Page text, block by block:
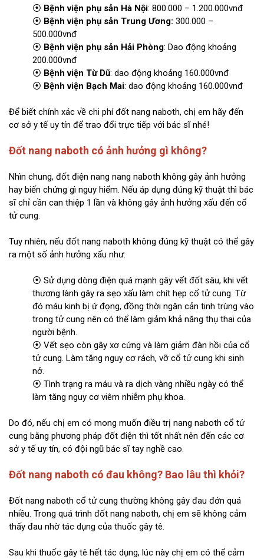
⦿ Bệnh viện phụ sản Hà Nội: 800.000 – 1.200.000vnđ
⦿ Bệnh viện phụ sản Trung Ương: 300.000 –
500.000vnđ
⦿ Bệnh viện phụ sản Hải Phòng: Dao động khoảng
200.000vnđ
⦿ Bệnh viện Từ Dũ: dao động khoảng 160.000vnđ
⦿ Bệnh viện Bạch Mai: dao động khoảng 160.000vnđ
Để biết chính xác về chi phí đốt nang naboth, chị em hãy đến
cơ sở y tế uy tín để trao đổi trực tiếp với bác sĩ nhé!
Đốt nang naboth có ảnh hưởng gì không?
Nhìn chung, đốt điện nang nang naboth không gây ảnh hưởng
hay biến chứng gì nguy hiểm. Nếu áp dụng đúng kỹ thuật thì bác
sĩ chỉ cần can thiệp 1 lần và không gây ảnh hưởng xấu đến cổ
tử cung.
Tuy nhiên, nếu đốt nang naboth không đúng kỹ thuật có thể gây
ra một số ảnh hưởng xấu như:
⦿ Sử dụng dòng điện quá mạnh gây vết đốt sâu, khi vết
thương lành gây ra sẹo xấu làm chít hẹp cổ tử cung. Từ
đó máu kinh bị ứ đọng, đồng thời ngăn cản tinh trùng vào
trong tử cung nên có thể làm giảm khả năng thụ thai của
người bệnh.
⦿ Vết sẹo còn gây xơ cứng và làm giảm đàn hồi của cổ
tử cung. Làm tăng nguy cơ rách, vỡ cổ tử cung khi sinh
nở.
⦿ Tình trạng ra máu và ra dịch vàng nhiều ngày có thể
làm tăng nguy cơ viêm nhiễm phụ khoa.
Do đó, nếu chị em có mong muốn điều trị nang naboth cổ tử
cung bằng phương pháp đốt điện thì tốt nhất nên đến các cơ
sở y tế uy tín, có đội ngũ bác sĩ tay nghề cao.
Đốt nang naboth có đau không? Bao lâu thì khỏi?
Đốt nang naboth cổ tử cung thường không gây đau đớn quá
nhiều. Trong quá trình đốt nang naboth, chị em sẽ không cảm
thấy đau nhờ tác dụng của thuốc gây tê.
Sau khi thuốc gây tê hết tác dụng, lúc này chị em có thể cảm